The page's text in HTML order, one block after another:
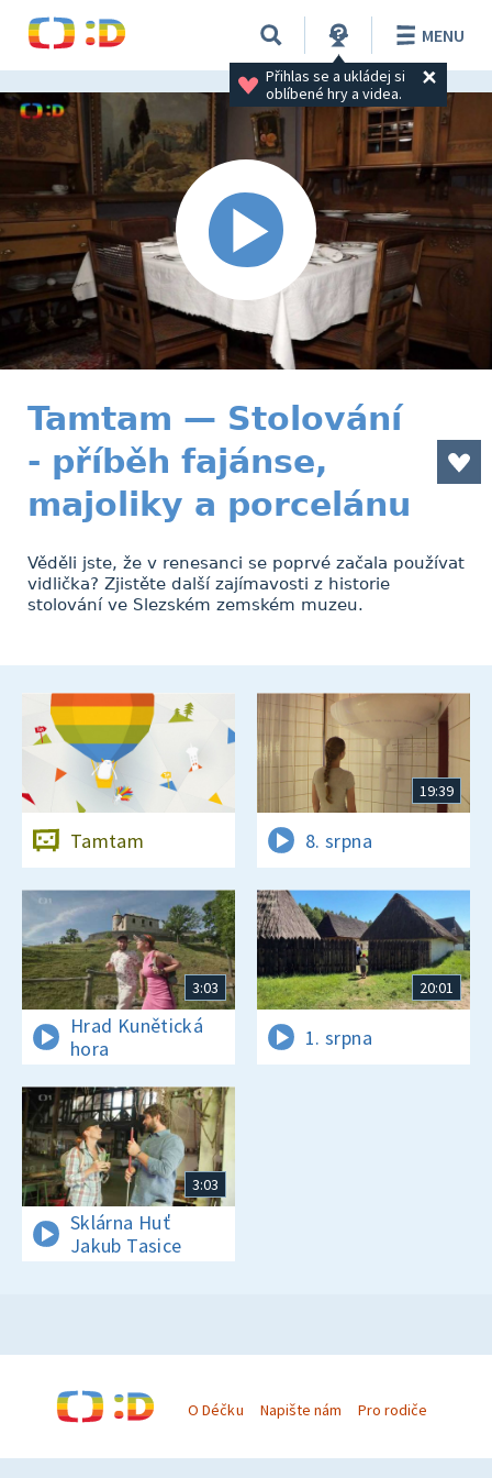
Přihlas se a ukládej si
oblíbené hry a videa.
MENU
Tamtam — Stolování
- příběh fajánse,
majoliky a porcelánu
Věděli jste, že v renesanci se poprvé začala používat
vidlička? Zjistěte další zajímavosti z historie
stolování ve Slezském zemském muzeu.
Tamtam
19:39
8. srpna
3:03
Hrad Kunětická
hora
20:01
1. srpna
3:03
Sklárna Huť
Jakub Tasice
O Déčku Napište nám Pro rodiče